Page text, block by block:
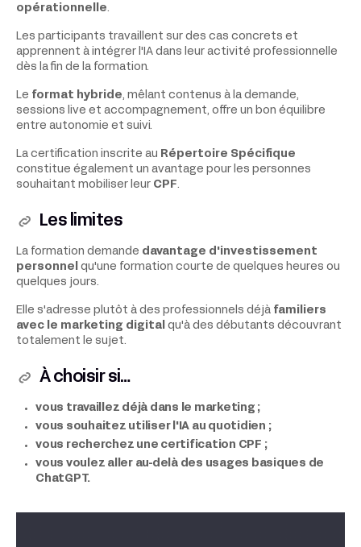
opérationnelle.
Les participants travaillent sur des cas concrets et
apprennent à intégrer l'IA dans leur activité professionnelle
dès la fin de la formation.
Le format hybride, mêlant contenus à la demande,
sessions live et accompagnement, offre un bon équilibre
entre autonomie et suivi.
La certification inscrite au
Répertoire Spécifique
constitue également un avantage pour les personnes
souhaitant mobiliser leur CPF.
Les limites
La formation demande davantage d'investissement
personnel
qu'une formation courte de quelques heures ou
quelques jours.
Elle s'adresse plutôt à des professionnels déjà familiers
avec le marketing digital qu'à des débutants découvrant
totalement le sujet.
À choisir si…
vous travaillez déjà dans le marketing ;
vous souhaitez utiliser l'IA au quotidien ;
vous recherchez une certification CPF ;
vous voulez aller au-delà des usages basiques de
ChatGPT.